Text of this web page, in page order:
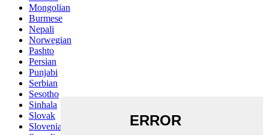
Mongolian
Burmese
Nepali
Norwegian
Pashto
Persian
Punjabi
Serbian
Sesotho
Sinhala
Slovak
Slovenian